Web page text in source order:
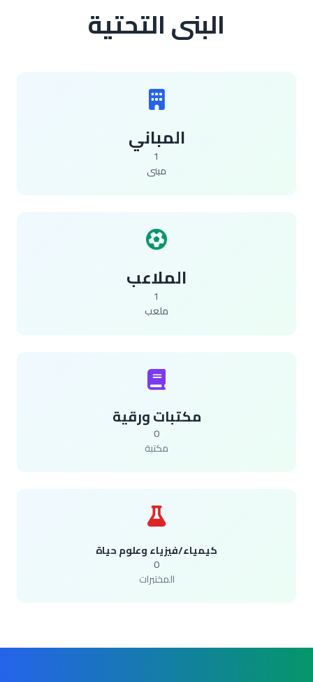
البنى التحتية
المباني
مبنى
الملاعب
ملعب
مكتبات ورقية
0
مكتبة
كيمياء/فيزياء وعلوم حياة
0
المختبرات